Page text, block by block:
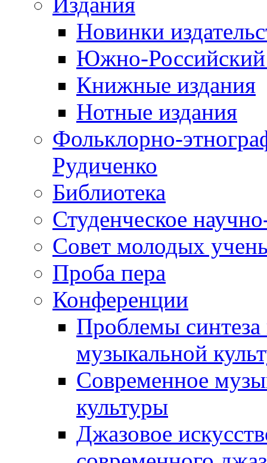
Новинки
Южно-Российский
Книжные издания
Нотные издания
Фольклорно-
Рудиченко
Библиотека
Студенческое
Совет молодых
Проба пера
Конференции
Проблемы синтеза
музыкальной
Современное
культуры
Джазовое